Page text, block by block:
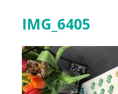
IMG_6405